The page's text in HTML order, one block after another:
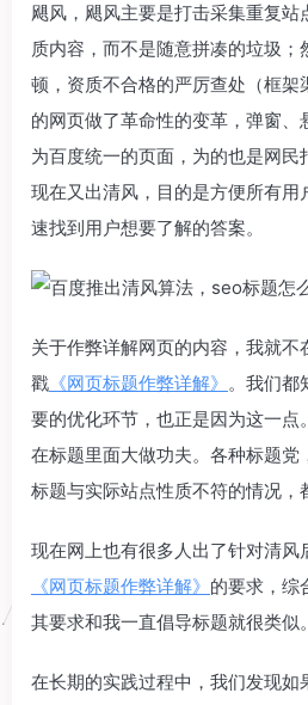
飓风，飓风主要是打击采集重复
质内容，而不是随意拼凑的垃圾
顿，资质不合格的严厉查处（框架
的网页做了革命性的变革，弹窗
为百度统一的页面，为的也是网民
现在又出清风， 目的是方便所有用
速找到用户想要了解的答案。
关于作弊详解网页的内容，我就
戳 《网页标题作弊详解》 。我们都
要的优化环节，也正是因为这一点
在标题里面大做功夫。各种标题党
标题与实际站点性质不符的情况，
现在网上也有很多人出了针对清风
《网页标题作弊详解》 的要求，综
其要求和我一直倡导标题就很类似。
在长期的实践过程中，我们发现如